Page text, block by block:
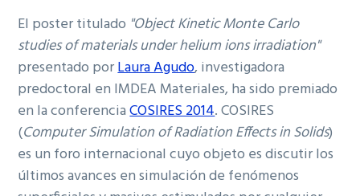
El poster titulado "Object Kinetic Monte Carlo
studies of materials under helium ions irradiation"
presentado porLaura Agudo, investigadora
predoctoral en IMDEA Materiales, ha sido premiado
en la conferenciaCOSIRES 2014. COSIRES
(Computer Simulation of Radiation Effects in Solids)
es un foro internacional cuyo objeto es discutir los
últimos avances en simulación de fenómenos